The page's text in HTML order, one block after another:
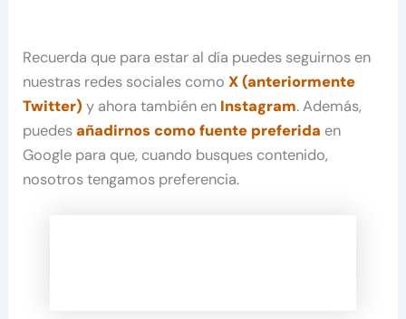
Recuerda que para estar al día puedes seguirnos en
nuestras redes sociales comoX (anteriormente
Twitter) y ahora también en Instagram. Además,
puedesañadirnos como fuente preferida en
Google para que, cuando busques contenido,
nosotros tengamos preferencia.